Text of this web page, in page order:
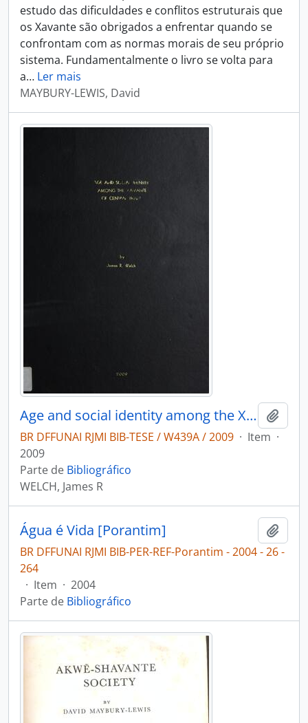
estudo das dificuldades e conflitos estruturais que
os Xavante são obrigados a enfrentar quando se
confrontam com as normas morais de seu próprio
sistema. Fundamentalmente o livro se volta para
a… Ler mais
MAYBURY-LEWIS, David
Age and social identity among the Xavante of Central Brazil
BR DFFUNAI RJMI BIB-TESE / W439A / 2009 · Item ·
2009
Parte de Bibliográfico
WELCH, James R
Água é Vida [Porantim]
BR DFFUNAI RJMI BIB-PER-REF-Porantim - 2004 - 26 -
264
· Item · 2004
Parte de Bibliográfico